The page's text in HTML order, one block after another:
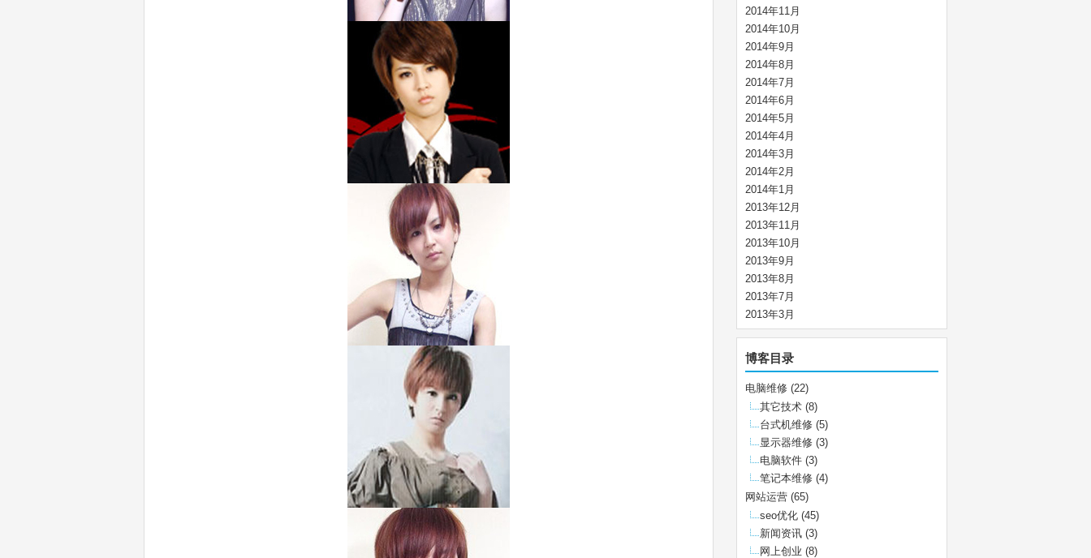
2014年11月
2014年10月
2014年9月
2014年8月
2014年7月
2014年6月
2014年5月
2014年4月
2014年3月
2014年2月
2014年1月
2013年12月
2013年11月
2013年10月
2013年9月
2013年8月
2013年7月
2013年3月
博客目录
电脑维修 (22)
其它技术 (8)
台式机维修 (5)
显示器维修 (3)
电脑软件 (3)
笔记本维修 (4)
网站运营 (65)
seo优化 (45)
新闻资讯 (3)
网上创业 (8)